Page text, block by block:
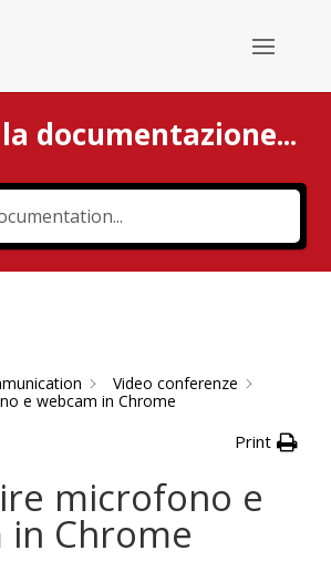
documentazione...
Video conferenze
e webcam in Chrome
Print
microfono e
Chrome